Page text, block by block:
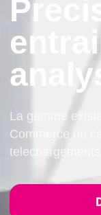
La gamme
Commerce un